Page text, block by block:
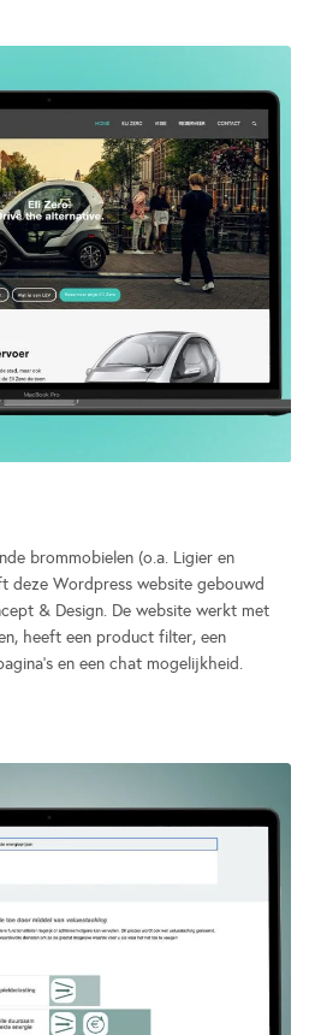
brommobielen (o.a. Ligier en
deze Wordpress website gebouwd
& Design. De website werkt met
heeft een product filter, een
en een chat mogelijkheid.